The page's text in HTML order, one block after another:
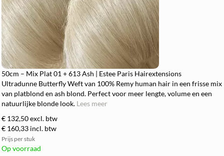
50cm – Mix Plat 01 + 613 Ash | Estee Paris Hairextensions
Ultradunne Butterfly Weft van 100% Remy human hair in een frisse mix
van platblond en ash blond. Perfect voor meer lengte, volume en een
natuurlijke blonde look. Lees meer
€ 132,50excl. btw
€ 160,33 incl. btw
Prijs per stuk
Op voorraad